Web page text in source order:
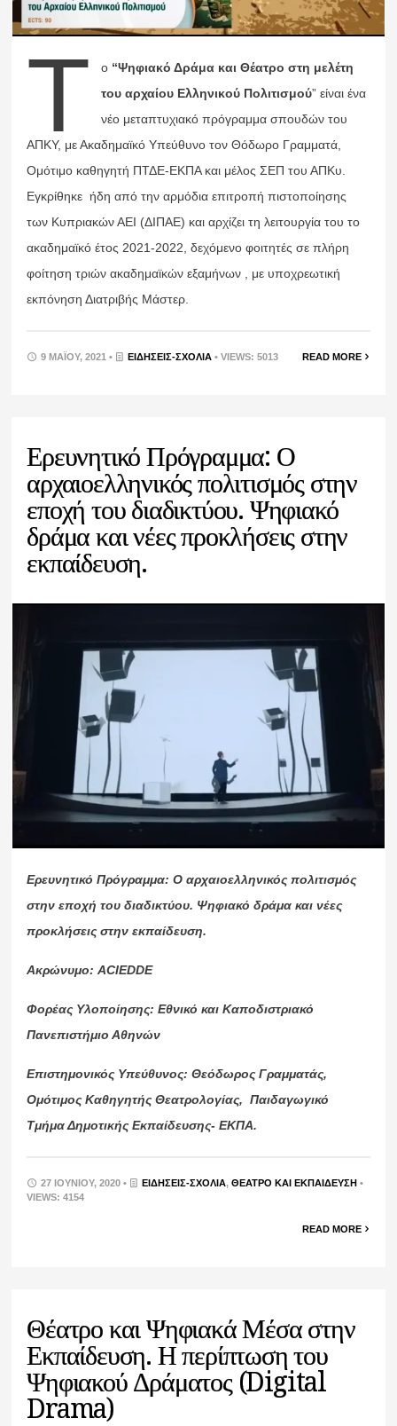
Τ ο “Ψηφιακό Δράμα και Θέατρο στη μελέτη
του αρχαίου Ελληνικού Πολιτισμού” είναι ένα
νέο μεταπτυχιακό πρόγραμμα σπουδών του
ΑΠΚΥ, με Ακαδημαϊκό Υπεύθυνο τον Θόδωρο Γραμματά,
Ομότιμο καθηγητή ΠΤΔΕ-ΕΚΠΑ και μέλος ΣΕΠ του ΑΠΚυ.
Εγκρίθηκε ήδη από την αρμόδια επιτροπή πιστοποίησης
των Κυπριακών ΑΕΙ (ΔΙΠΑΕ) και αρχίζει τη λειτουργία του το
ακαδημαϊκό έτος 2021-2022, δεχόμενο φοιτητές σε πλήρη
φοίτηση τριών ακαδημαϊκών εξαμήνων , με υποχρεωτική
εκπόνηση Διατριβής Μάστερ.
9 ΜΑΪ́ΟΥ, 2021 • ΕΙΔΉΣΕΙΣ-ΣΧΟΛΙΑ • VIEWS: 5013 READ MORE
Ερευνητικό Πρόγραμμα: Ο
αρχαιοελληνικός πολιτισμός στην
εποχή του διαδικτύου. Ψηφιακό
δράμα και νέες προκλήσεις στην
εκπαίδευση.
Ερευνητικό Πρόγραμμα: Ο αρχαιοελληνικός πολιτισμός
στην εποχή του διαδικτύου. Ψηφιακό δράμα και νέες
προκλήσεις στην εκπαίδευση.
Ακρώνυμο:ACIEDDE
Φορέας Υλοποίησης: Εθνικό και Καποδιστριακό
Πανεπιστήμιο Αθηνών
Επιστημονικός Υπεύθυνος: Θεόδωρος Γραμματάς,
Ομότιμος Καθηγητής Θεατρολογίας, Παιδαγωγικό
Τμήμα Δημοτικής Εκπαίδευσης- ΕΚΠΑ.
27 ΙΟΥΝΊΟΥ, 2020 • ΕΙΔΉΣΕΙΣ-ΣΧΟΛΙΑ,ΘΈΑΤΡΟ ΚΑΙ ΕΚΠΑΊΔΕΥΣΗ •
VIEWS: 4154
READ MORE
Θέατρο και Ψηφιακά Μέσα στην
Εκπαίδευση. Η περίπτωση του
Ψηφιακού Δράματος (Digital
Drama)